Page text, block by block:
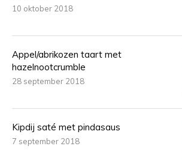
10 oktober 2018
Appel/abrikozen taart met
hazelnootcrumble
28 september 2018
Kipdij saté met pindasaus
7 september 2018